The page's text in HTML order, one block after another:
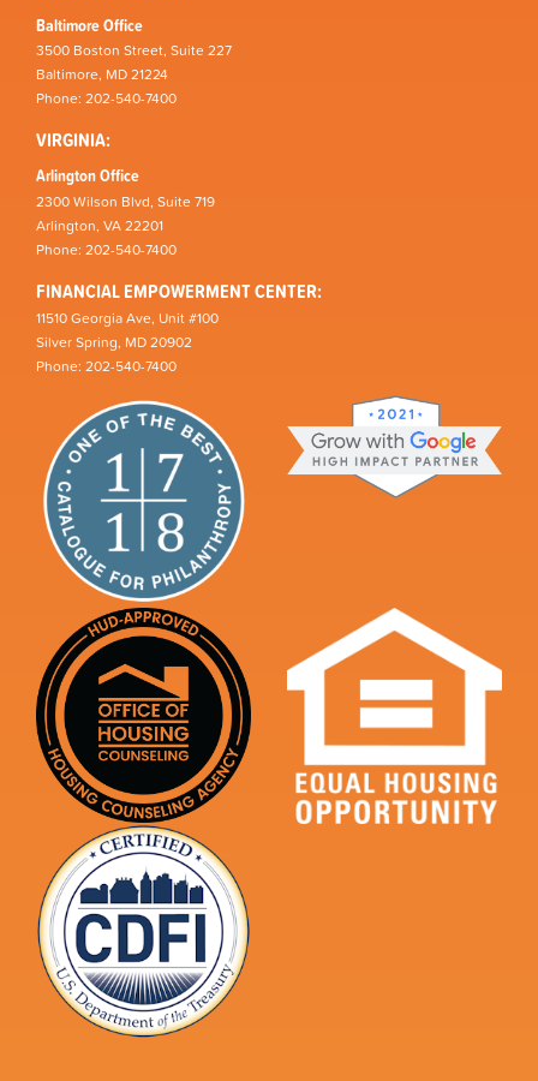
Baltimore Office
3500 Boston Street, Suite 227
Baltimore, MD 21224
Phone: 202-540-7400
VIRGINIA:
Arlington Office
2300 Wilson Blvd, Suite 719
Arlington, VA 22201
Phone: 202-540-7400
FINANCIAL EMPOWERMENT CENTER:
11510 Georgia Ave, Unit #100
Silver Spring, MD 20902
Phone: 202-540-7400